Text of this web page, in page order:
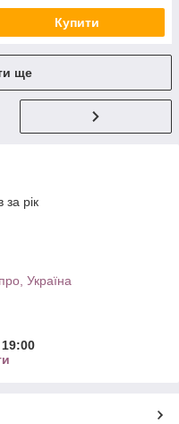
Купити
ще
за рік
Україна